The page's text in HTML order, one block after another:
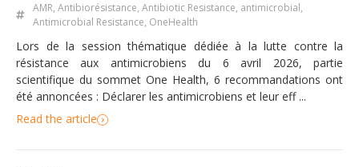
AMR, Antibiorésistance, Antibiotic Resistance, antimicrobial,
Antimicrobial Resistance, OneHealth
Lors de la session thématique dédiée à la lutte contre la
résistance aux antimicrobiens du 6 avril 2026, partie
scientifique du sommet One Health, 6 recommandations ont
été annoncées : Déclarer les antimicrobiens et leur eff ...
Read the article